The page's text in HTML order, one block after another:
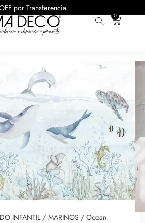
por Transferencia
0
INFANTIL/ MARINOS / Ocean